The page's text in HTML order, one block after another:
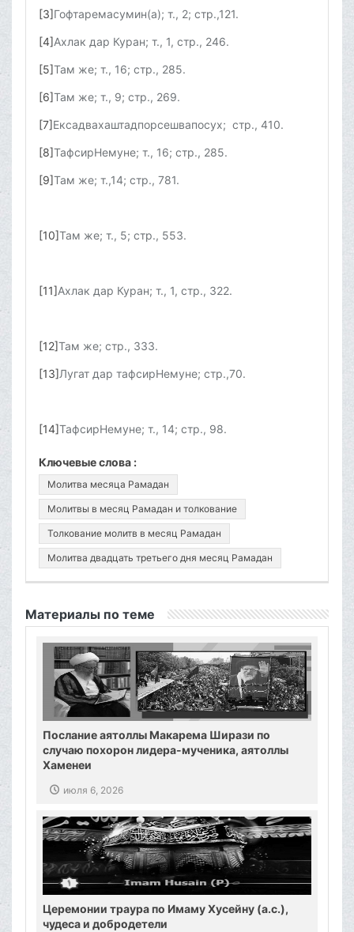
[3]Гофтаремасумин(а); т., 2; стр.,121.
[4]Ахлак дар Куран; т., 1, стр., 246.
[5]Там же; т., 16; стр., 285.
[6]Там же; т., 9; стр., 269.
[7]Ексадвахаштадпорсешвапосух; стр., 410.
[8]ТафсирНемуне; т., 16; стр., 285.
[9]Там же; т.,14; стр., 781.
[10]Там же; т., 5; стр., 553.
[11]Ахлак дар Куран; т., 1, стр., 322.
[12]Там же; стр., 333.
[13]Лугат дар тафсирНемуне; стр.,70.
[14]ТафсирНемуне; т., 14; стр., 98.
Ключевые слова :
Молитва месяца Рамадан
Молитвы в месяц Рамадан и толкование
Толкование молитв в месяц Рамадан
Молитва двадцать третьего дня месяц Рамадан
Материалы по теме
Послание аятоллы Макарема Ширази по
случаю похорон лидера-мученика, аятоллы
Хаменеи
июля 6, 2026
Церемонии траура по Имаму Хусейну (а.с.),
чудеса и добродетели